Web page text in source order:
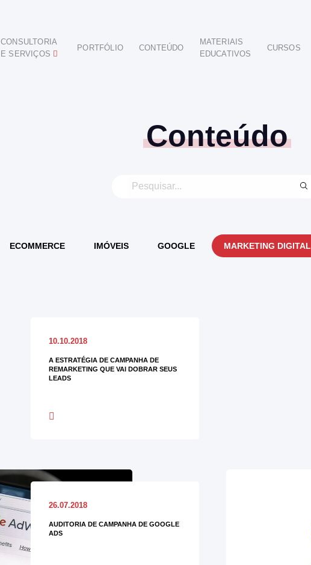
CONSULTORIA
E SERVIÇOS
ODONTOLÓGICO
HOTELARIA
BUSINESS INTELIGENCE
PORTFÓLIO CONTEÚDO
MATERIAIS
EDUCATIVOS
CURSOS
Conteúdo
ECOMMERCE IMÓVEIS GOOGLE MARKETING DIGITAL
10.10.2018
A ESTRATÉGIA DE CAMPANHA DE
REMARKETING QUE VAI DOBRAR SEUS
LEADS
26.07.2018
AUDITORIA DE CAMPANHA DE GOOGLE
ADS